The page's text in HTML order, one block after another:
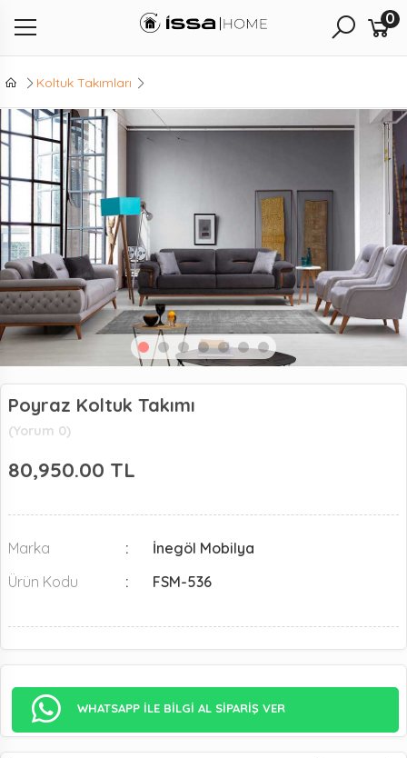
0
Koltuk Takımları
Poyraz Koltuk Takımı
(Yorum 0)
80,950.00 TL
Marka
İnegöl Mobilya
Ürün Kodu
FSM-536
WHATSAPP İLE BİLGİ AL SİPARİŞ VER